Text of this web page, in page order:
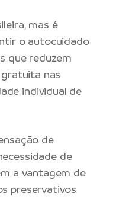
mas é
o autocuidado
que reduzem
nas
individual de
de
de
a vantagem de
preservativos